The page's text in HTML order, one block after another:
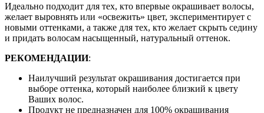
Идеально подходит для тех, кто впервые окрашивает волосы,
желает выровнять или «освежить» цвет, экспериментирует с
новыми оттенками, а также для тех, кто желает скрыть седину
и придать волосам насыщенный, натуральный оттенок.
РЕКОМЕНДАЦИИ:
Наилучший результат окрашивания достигается при
выборе оттенка, который наиболее близкий к цвету
Ваших волос.
Продукт не предназначен для 100% окрашивания